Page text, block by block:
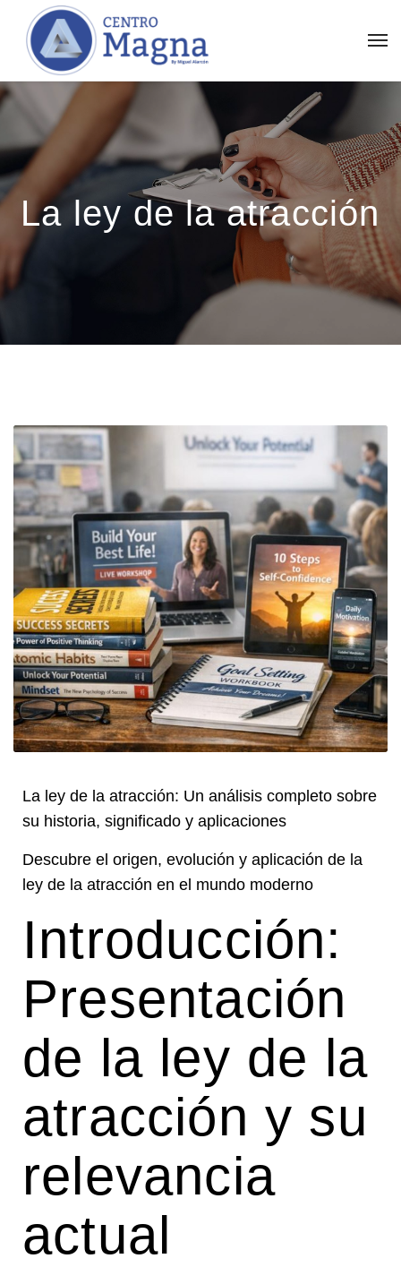
La ley de la atracción
La ley de la atracción: Un análisis completo sobre
su historia, significado y aplicaciones
Descubre el origen, evolución y aplicación de la
ley de la atracción en el mundo moderno
Introducción:
Presentación
de la ley de la
atracción y su
relevancia
actual